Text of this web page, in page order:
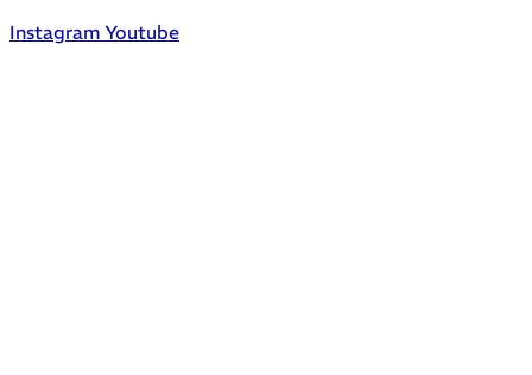
Instagram Youtube